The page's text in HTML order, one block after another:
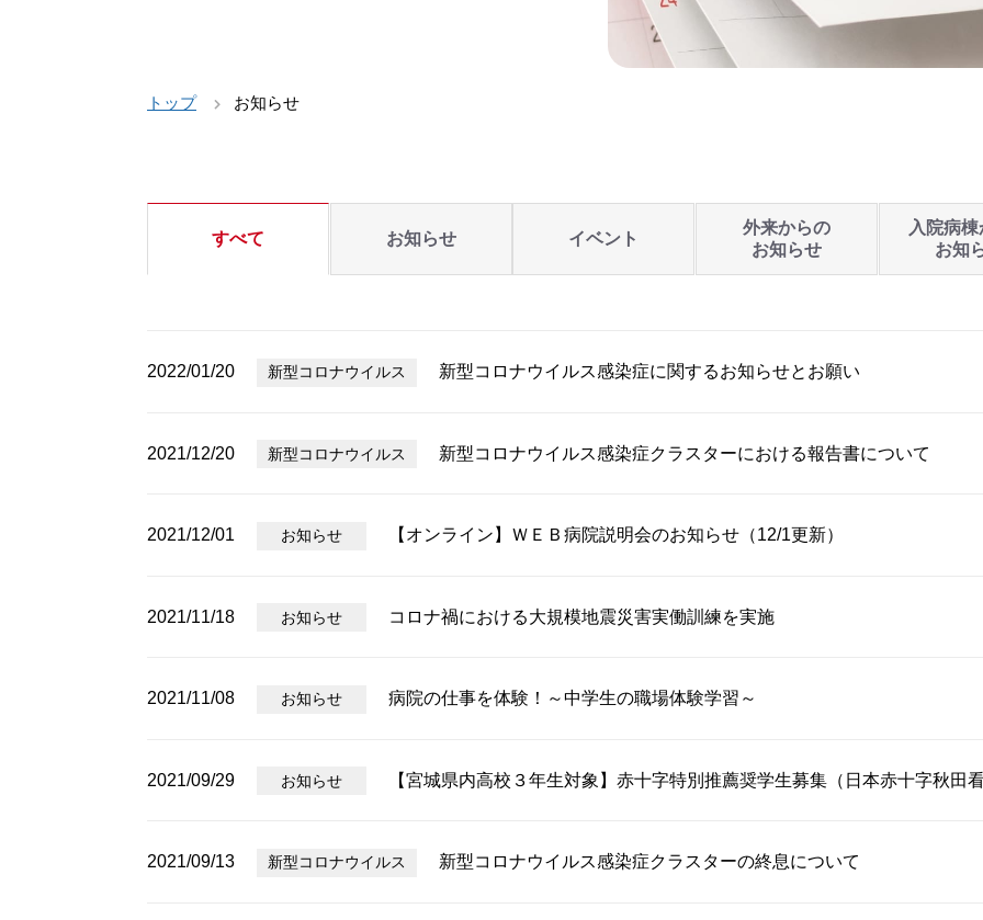
トップ お知らせ
すべて お知らせ イベント
外来からの
お知らせ
入院病
お知
2022/01/20 新型コロナウイルス 新型コロナウイルス感染症に関するお知らせとお願い
2021/12/20 新型コロナウイルス 新型コロナウイルス感染症クラスターにおける報告書について
2021/12/01 お知らせ 【オンライン】ＷＥＢ病院説明会のお知らせ（12/1更新）
2021/11/18 お知らせ コロナ禍における大規模地震災害実働訓練を実施
2021/11/08 お知らせ 病院の仕事を体験！～中学生の職場体験学習～
2021/09/29 お知らせ 【宮城県内高校３年生対象】赤十字特別推薦奨学生募集（日本赤十字秋田看
2021/09/13 新型コロナウイルス 新型コロナウイルス感染症クラスターの終息について